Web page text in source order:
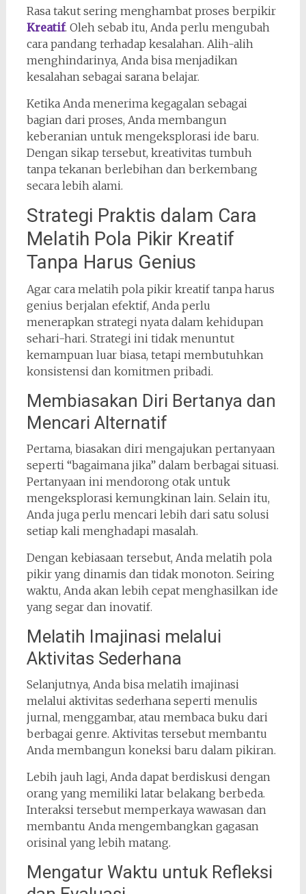
Rasa takut sering menghambat proses berpikir
Kreatif. Oleh sebab itu, Anda perlu mengubah
cara pandang terhadap kesalahan. Alih-alih
menghindarinya, Anda bisa menjadikan
kesalahan sebagai sarana belajar.
Ketika Anda menerima kegagalan sebagai
bagian dari proses, Anda membangun
keberanian untuk mengeksplorasi ide baru.
Dengan sikap tersebut, kreativitas tumbuh
tanpa tekanan berlebihan dan berkembang
secara lebih alami.
Strategi Praktis dalam Cara
Melatih Pola Pikir Kreatif
Tanpa Harus Genius
Agar cara melatih pola pikir kreatif tanpa harus
genius berjalan efektif, Anda perlu
menerapkan strategi nyata dalam kehidupan
sehari-hari. Strategi ini tidak menuntut
kemampuan luar biasa, tetapi membutuhkan
konsistensi dan komitmen pribadi.
Membiasakan Diri Bertanya dan
Mencari Alternatif
Pertama, biasakan diri mengajukan pertanyaan
seperti “bagaimana jika” dalam berbagai situasi.
Pertanyaan ini mendorong otak untuk
mengeksplorasi kemungkinan lain. Selain itu,
Anda juga perlu mencari lebih dari satu solusi
setiap kali menghadapi masalah.
Dengan kebiasaan tersebut, Anda melatih pola
pikir yang dinamis dan tidak monoton. Seiring
waktu, Anda akan lebih cepat menghasilkan ide
yang segar dan inovatif.
Melatih Imajinasi melalui
Aktivitas Sederhana
Selanjutnya, Anda bisa melatih imajinasi
melalui aktivitas sederhana seperti menulis
jurnal, menggambar, atau membaca buku dari
berbagai genre. Aktivitas tersebut membantu
Anda membangun koneksi baru dalam pikiran.
Lebih jauh lagi, Anda dapat berdiskusi dengan
orang yang memiliki latar belakang berbeda.
Interaksi tersebut memperkaya wawasan dan
membantu Anda mengembangkan gagasan
orisinal yang lebih matang.
Mengatur Waktu untuk Refleksi